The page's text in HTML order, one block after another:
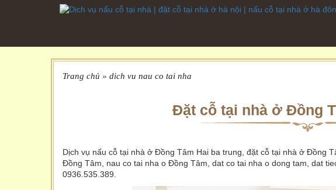
Trang chủ » dich vu nau co tai nha
Đặt cỗ tại nhà ở Đồng
Dịch vụ nấu cỗ tại nhà ở Đồng Tâm Hai ba trung, đặt cỗ tại nhà ở Đồng
Đồng Tâm, nau co tai nha o Đồng Tâm, dat co tai nha o dong tam, dat
0936.535.389.